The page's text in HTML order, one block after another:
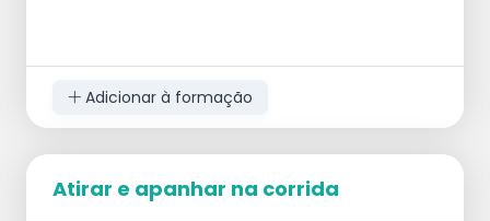
Mais difícil: lançar com a outra mão. Variação:
jogador 2 atira a bola durante a corrida
Adicionar à formação
Atirar e apanhar na corrida